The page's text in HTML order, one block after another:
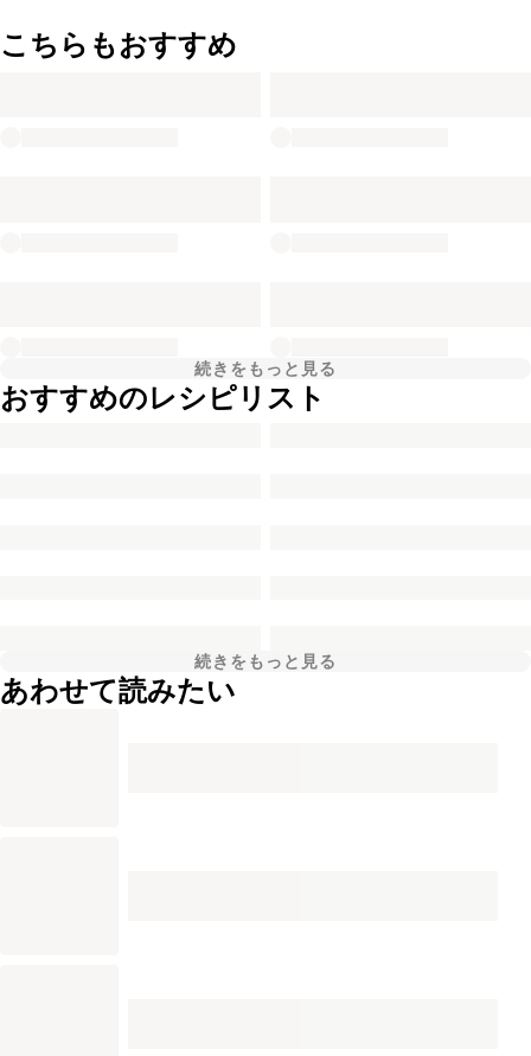
こちらもおすすめ
続きをもっと見る
おすすめのレシピリスト
続きをもっと見る
あわせて読みたい